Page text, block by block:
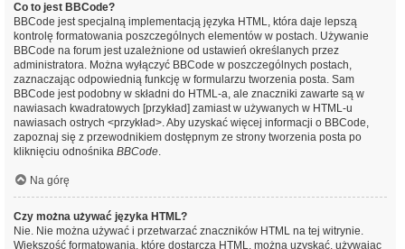
Co to jest BBCode?
BBCode jest specjalną implementacją języka HTML, która daje lepszą
kontrolę formatowania poszczególnych elementów w postach. Używanie
BBCode na forum jest uzależnione od ustawień określanych przez
administratora. Można wyłączyć BBCode w poszczególnych postach,
zaznaczając odpowiednią funkcję w formularzu tworzenia posta. Sam
BBCode jest podobny w składni do HTML-a, ale znaczniki zawarte są w
nawiasach kwadratowych [przykład] zamiast w używanych w HTML-u
nawiasach ostrych <przykład>. Aby uzyskać więcej informacji o BBCode,
zapoznaj się z przewodnikiem dostępnym ze strony tworzenia posta po
kliknięciu odnośnika BBCode.
Na górę
Czy można używać języka HTML?
Nie. Nie można używać i przetwarzać znaczników HTML na tej witrynie.
Większość formatowania, które dostarcza HTML, można uzyskać, używając